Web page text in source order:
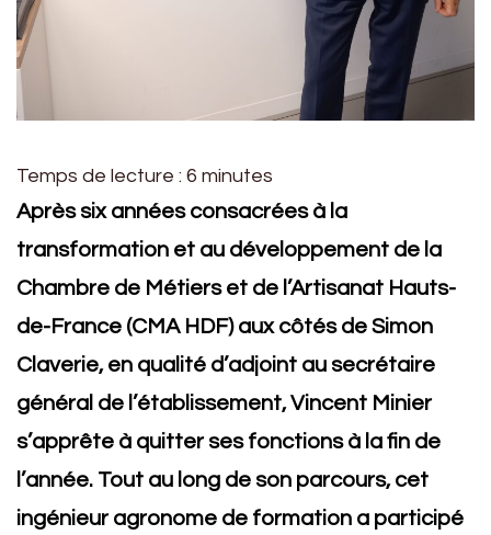
Temps de lecture : 6 minutes
Après six années consacrées à la
transformation et au développement de la
Chambre de Métiers et de l’Artisanat Hauts-
de-France (CMA HDF) aux côtés de Simon
Claverie, en qualité d’adjoint au secrétaire
général de l’établissement, Vincent Minier
s’apprête à quitter ses fonctions à la fin de
l’année. Tout au long de son parcours, cet
ingénieur agronome de formation a participé